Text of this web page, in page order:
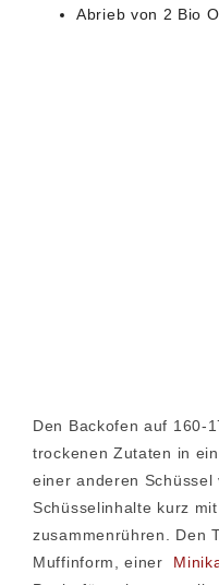
Abrieb von 2 Bio
Den Backofen auf 160-
trockenen Zutaten in
einer anderen
Schüsselinhalte kurz
zusammenrühren. Den
Muffinform, einer